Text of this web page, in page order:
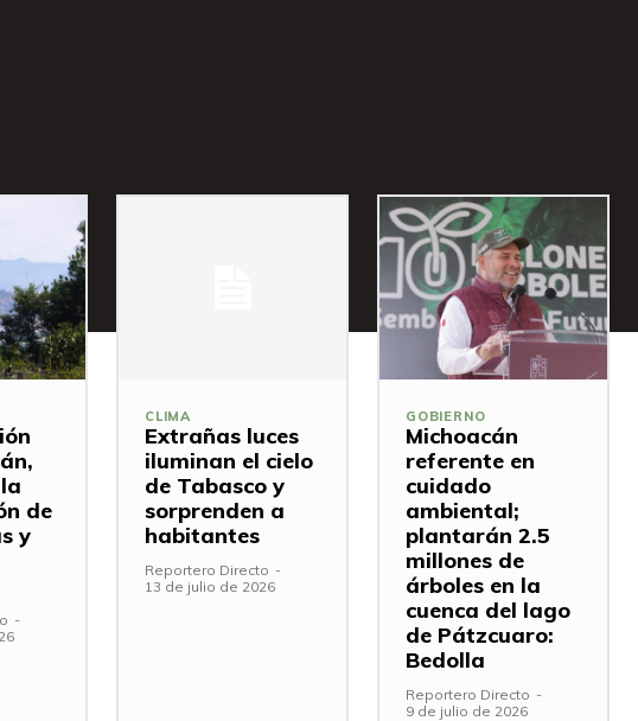
de
y
-
CLIMA
Extrañas luces
iluminan el cielo
de Tabasco y
sorprenden a
habitantes
Reportero Directo -
13 de julio de 2026
GOBIERNO
Michoacán
referente en
cuidado
ambiental;
plantarán 2.5
millones de
árboles en la
cuenca del lago
de Pátzcuaro:
Bedolla
Reportero Directo -
9 de julio de 2026